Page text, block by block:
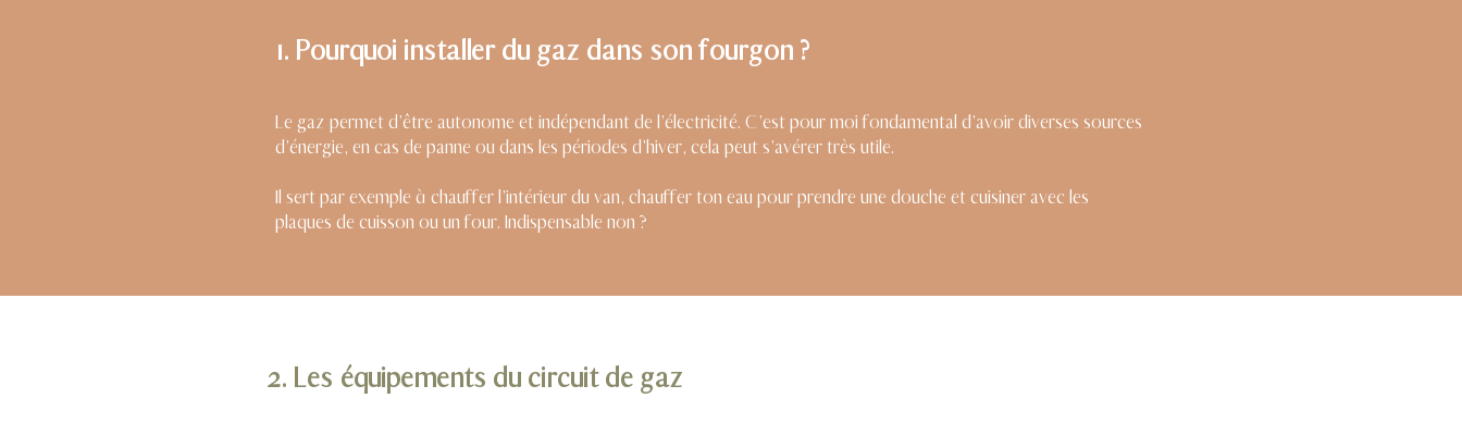
1. Pourquoi installer du gaz dans son fourgon ?
Le gaz permet d’être autonome et indépendant de l’électricité. C’est pour moi fondamental d’avoir diverses sources
d’énergie, en cas de panne ou dans les périodes d’hiver, cela peut s’avérer très utile.
Il sert par exemple à chauffer l’intérieur du van, chauffer ton eau pour prendre une douche et cuisiner avec les
plaques de cuisson ou un four. Indispensable non ?
2. Les équipements du circuit de gaz